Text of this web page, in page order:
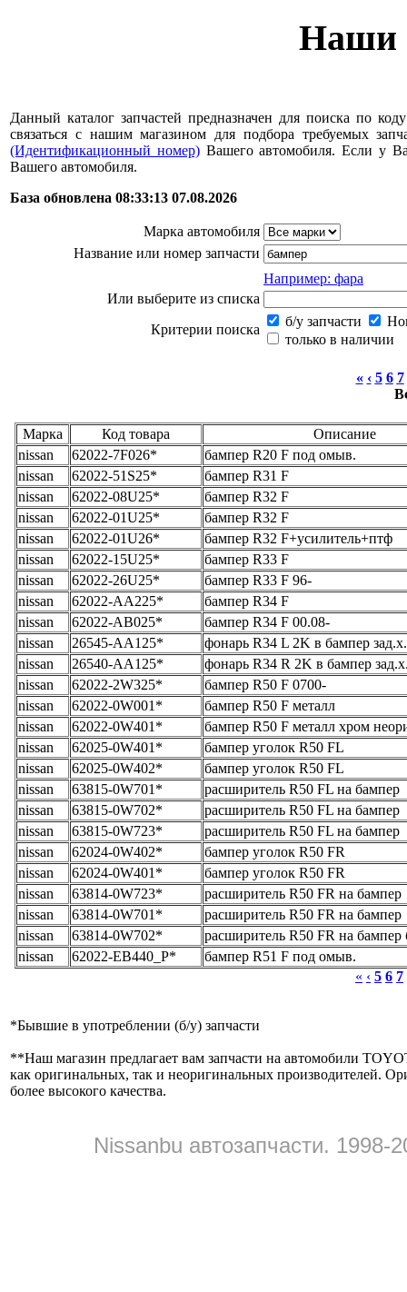
Наши
Данный каталог запчастей предназначен для поиска по
связаться с нашим магазином для подбора требуемых
(Идентификационный номер)Вашего автомобиля. Если у
Вашего автомобиля.
База обновлена 08:33:13 07.08.2026
Марка автомобиля
Название или номер запчасти
Например: фара
Или выберите из списка
Критерии поиска
б/у запчасти
только в наличии
« ‹ 5 6 7
Марка Код товара
Описание
nissan
62022-7F026*
бампер R20 F под омыв.
nissan
62022-51S25*
бампер R31 F
nissan
62022-08U25*
бампер R32 F
nissan
62022-01U25*
бампер R32 F
nissan
62022-01U26*
бампер R32 F+усилитель+птф
nissan
62022-15U25*
бампер R33 F
nissan
62022-26U25*
бампер R33 F 96-
nissan
62022-AA225*
бампер R34 F
nissan
62022-AB025*
бампер R34 F 00.08-
nissan
26545-AA125*
фонарь R34 L 2K в бампер зад.х.
nissan
26540-AA125*
фонарь R34 R 2K в бампер
nissan
62022-2W325*
бампер R50 F 0700-
nissan
62022-0W001*
бампер R50 F металл
nissan
62022-0W401*
бампер R50 F металл хром
nissan
62025-0W401*
бампер уголок R50 FL
nissan
62025-0W402*
бампер уголок R50 FL
nissan
63815-0W701*
расширитель R50 FL на бампер
nissan
63815-0W702*
расширитель R50 FL на бампер
nissan
63815-0W723*
расширитель R50 FL на бампер
nissan
62024-0W402*
бампер уголок R50 FR
nissan
62024-0W401*
бампер уголок R50 FR
nissan
63814-0W723*
расширитель R50 FR на бампер
nissan
63814-0W701*
расширитель R50 FR на бампер
nissan
63814-0W702*
расширитель R50 FR на бампер
nissan
62022-EB440_Р*
бампер R51 F под омыв.
« ‹ 5 6 7
*Бывшие в употреблении (б/y) запчасти
**Наш магазин предлагает вам запчасти на автомобили
как оригинальных, так и неоригинальных производителей.
более высокого качества.
Nissanbu автозапчасти. 1998-